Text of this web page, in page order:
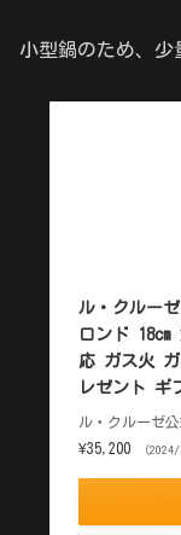
小型鍋のため、少
ル・クルー
ロンド
応 ガス火
レゼント ギ
ル・クルーゼ
¥35,200
（